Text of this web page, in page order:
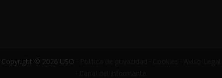
Copyright © 2026 USO ·